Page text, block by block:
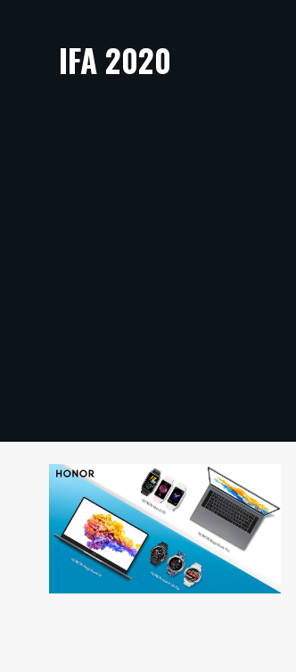
IFA 2020